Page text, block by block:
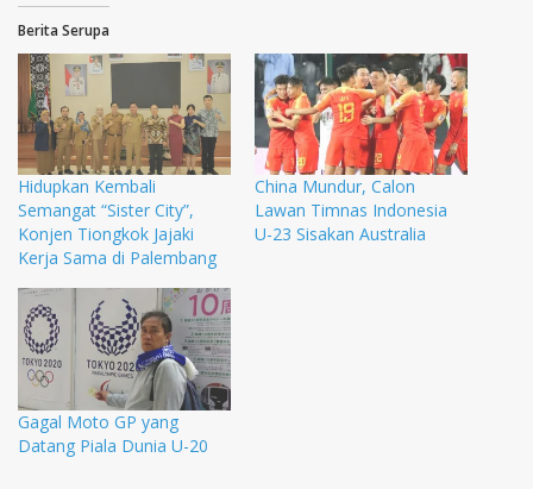
Berita Serupa
Hidupkan Kembali
Semangat “Sister City”,
Konjen Tiongkok Jajaki
Kerja Sama di Palembang
China Mundur, Calon
Lawan Timnas Indonesia
U-23 Sisakan Australia
Gagal Moto GP yang
Datang Piala Dunia U-20